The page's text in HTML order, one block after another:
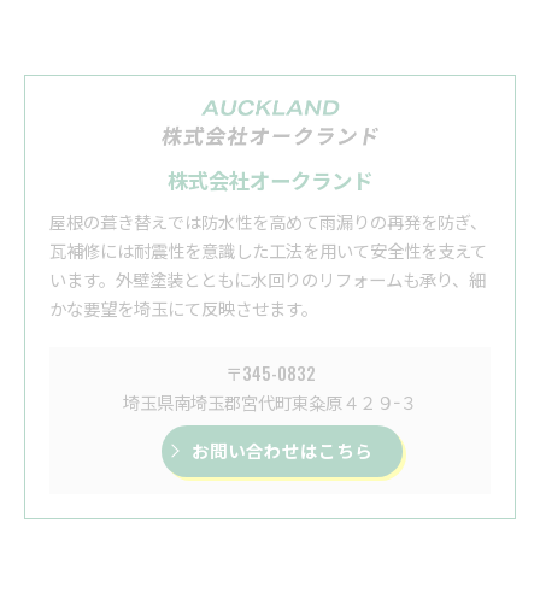
株式会社オークランド
屋根の葺き替えでは防水性を高めて雨漏りの再発を防ぎ、
瓦補修には耐震性を意識した工法を用いて安全性を支えて
います。外壁塗装とともに水回りのリフォームも承り、細
かな要望を埼玉にて反映させます。
〒345-0832
埼玉県南埼玉郡宮代町東粂原４２９−３
お問い合わせはこちら